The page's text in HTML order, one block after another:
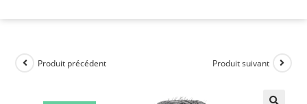
Produit précédent Produit suivant